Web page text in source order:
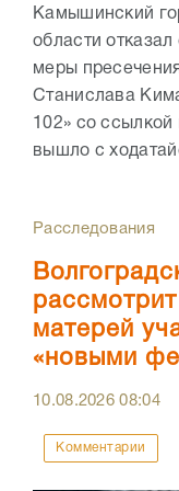
Камышинский
области
меры
Станислава
102» со
вышло с
Расследования
матерей
«новыми
10.08.202608:04
Комментарии